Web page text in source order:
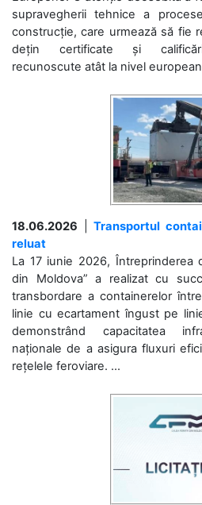
supravegherii tehnice a
construcție, care urmează să fie
dețin certificate și calificări
recunoscute atât la nivel
18.06.2026
Transportul
reluat
La 17 iunie 2026, Întreprinderea
din Moldova” a realizat cu
transbordare a containerelor
linie cu ecartament îngust pe
demonstrând capacitatea
naționale de a asigura fluxuri
rețelele feroviare. ...